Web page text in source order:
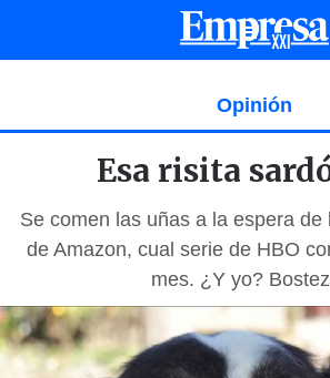
Opinión
Esa risita
Se comen las uñas a la espera de
de Amazon, cual serie de HBO
mes. ¿Y yo?